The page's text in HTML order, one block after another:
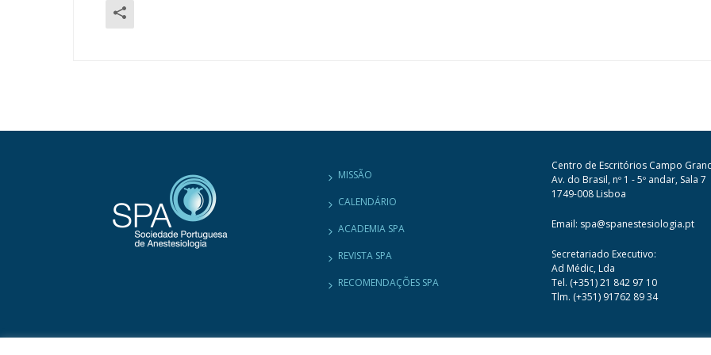
MISSÃO
CALENDÁRIO
ACADEMIA SPA
REVISTA SPA
RECOMENDAÇÕES SPA
Centro de Escritórios Campo
Av. do Brasil, nº 1 - 5º andar, Sala 7
1749-008 Lisboa
Email: spa@spanestesiologia.pt
Secretariado Executivo:
Ad Médic, Lda
Tel. (+351) 21 842 97 10
Tlm. (+351) 91762 89 34